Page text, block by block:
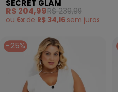
e Shorts Saia Preto
SECRET GLAM
R$ 204,99R$ 239,99
ou 6x de R$ 34,16 sem juros
-25%